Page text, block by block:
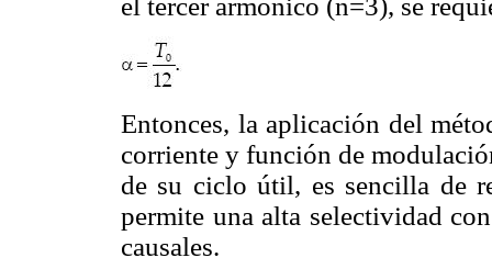
el tercer armónico (n=3), se
Entonces, la aplicación del
corriente y función de
de su ciclo útil, es sencilla de
permite una alta selectividad
causales.